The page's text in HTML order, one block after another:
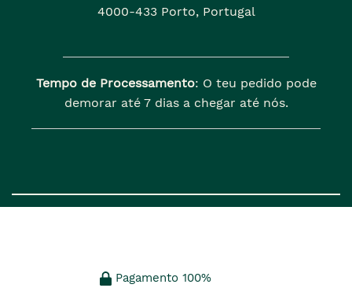
4000-433 Porto, Portugal
Tempo de Processamento: O teu pedido pode
demorar até 7 dias a chegar até nós.
Pagamento 100%